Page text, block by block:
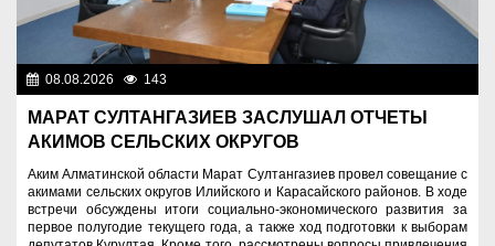
08.08.2026 143
МАРАТ СУЛТАНГАЗИЕВ ЗАСЛУШАЛ ОТЧЕТЫ
АКИМОВ СЕЛЬСКИХ ОКРУГОВ
Аким Алматинской области Марат Султангазиев провел совещание с
акимами сельских округов Илийского и Карасайского районов. В ходе
встречи обсуждены итоги социально-экономического развития за
первое полугодие текущего года, а также ход подготовки к выборам